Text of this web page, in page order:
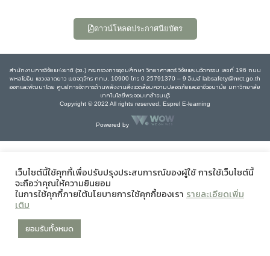
ดาวน์โหลดประกาศนียบัตร
สำนักงานการวิจัยแห่งชาติ (วช.) กระทรวงการอุดมศึกษา วิทยาศาสตร์ วิจัยและนวัตกรรม เลขที่ 196 ถนน
พหลโยธิน แขวงลาดยาว เขตจตุจักร กทม. 10900 โทร 0 25791370 – 9 อีเมล์ labsafety@nrct.go.th
ออกและพัฒนาโดย ศูนย์การจัดการด้านพลังงานสิ่งแวดล้อมความปลอดภัยและอาชีวอนามัย มหาวิทยาลัย
เทคโนโลยีพระจอมเกล้าธนบุรี
Copyright © 2022 All rights reserved, Esprel E-learning
Powered by
เว็บไซต์นี้ใช้คุกกี้เพื่อปรับปรุงประสบการณ์ของผู้ใช้ การใช้เว็บไซต์นี้
จะถือว่าคุณให้ความยินยอม
ในการใช้คุกกี้ภายใต้นโยบายการใช้คุกกี้ของเรา รายละเอียดเพิ่ม
เติม
ยอมรับทั้งหมด